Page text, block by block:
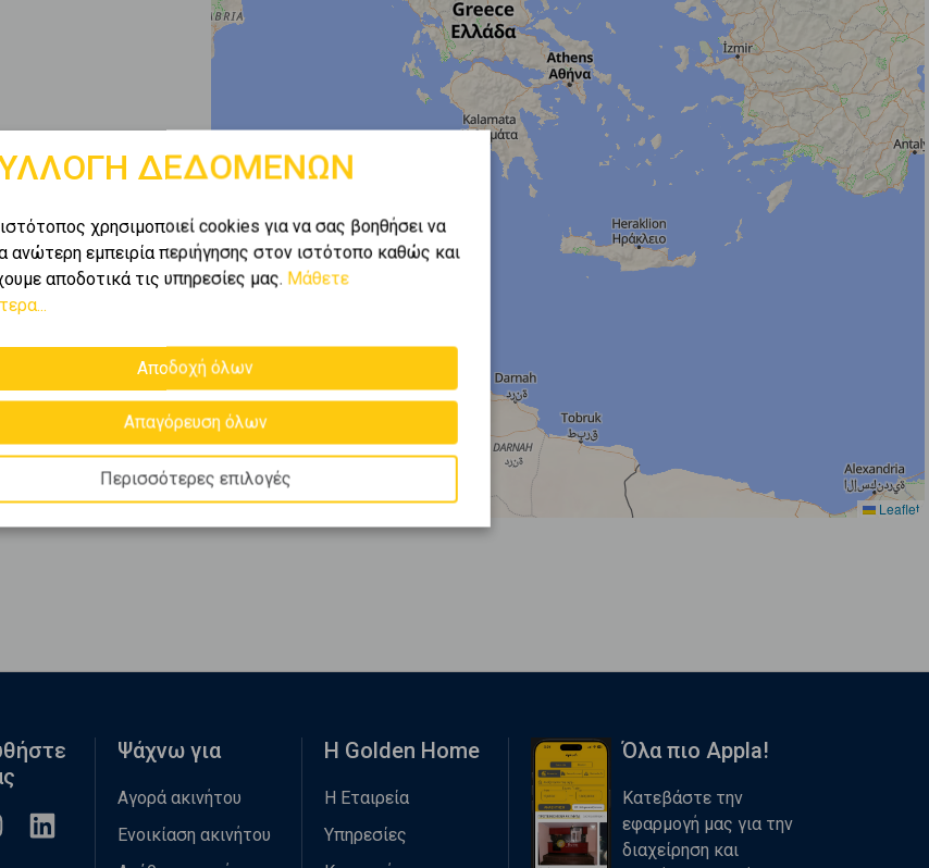
Leaflet
ΔΕΔΟΜΕΝΩΝ
χρησιμοποιεί cookies για να σας βοηθήσει να
ανώτερη εμπειρία περιήγησης στον ιστότοπο καθώς και
αποδοτικά τις υπηρεσίες μας. Μάθετε
Αποδοχή όλων
Απαγόρευση όλων
Περισσότερες επιλογές
Ψάχνω για
Αγορά ακινήτου
Ενοικίαση ακινήτου
Η Golden Home
Η Εταιρεία
Υπηρεσίες
Όλα πιο Appla!
Κατεβάστε την
εφαρμογή μας για την
διαχείρηση και